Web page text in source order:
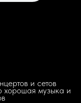
и сетов
хорошая музыка и